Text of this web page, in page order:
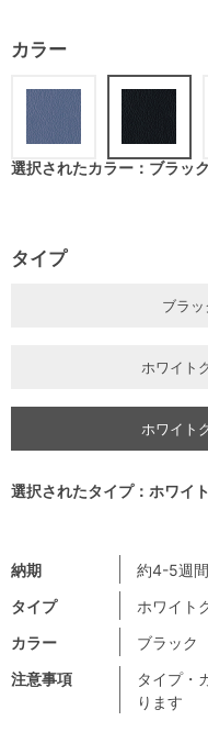
注意事項
タイプ・
ります
納期
約4-5週間
タイプ
ホワイト
カラー
ブラック
カラー
選択されたカラー：ブラック
タイプ
ブラ
ホワイト
ホワイト
選択されたタイプ：ホワイ